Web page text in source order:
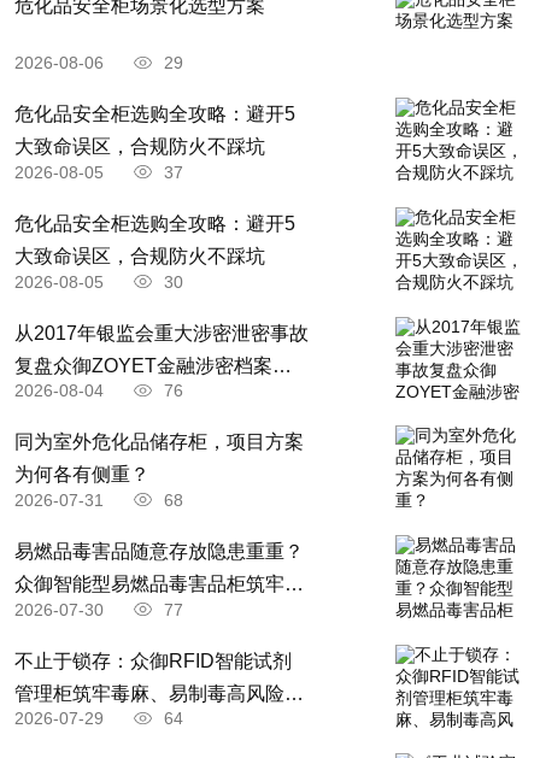
危化品安全柜场景化选型方案
2026-08-06 29
危化品安全柜选购全攻略：避开5
大致命误区，合规防火不踩坑
2026-08-05 37
​危化品安全柜选购全攻略：避开5
大致命误区，合规防火不踩坑
2026-08-05 30
从2017年银监会重大涉密泄密事故
复盘众御ZOYET金融涉密档案耗
材全闭环安防存储升级解决方案
2026-08-04 76
​同为室外危化品储存柜，项目方案
为何各有侧重？
2026-07-31 68
易燃品毒害品随意存放隐患重重？
众御智能型易燃品毒害品柜筑牢全
场景安全防线
2026-07-30 77
不止于锁存：众御RFID智能试剂
管理柜筑牢毒麻、易制毒高风险药
品全流程管控防线
2026-07-29 64